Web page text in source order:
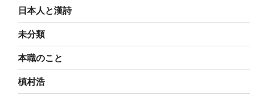
日本人と漢詩
未分類
本職のこと
槙村浩